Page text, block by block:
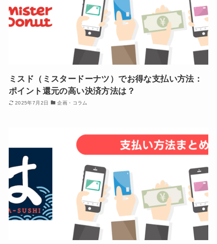
ミスド（ミスタードーナツ）でお得な支払い方法：
ポイント還元の高い決済方法は？
2025年7月2日 企画・コラム